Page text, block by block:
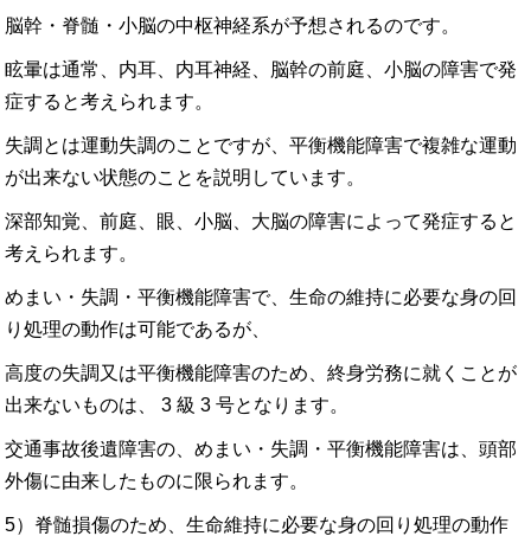
脳幹・脊髄・小脳の中枢神経系が予想されるのです。
眩暈は通常、内耳、内耳神経、脳幹の前庭、小脳の障害で発
症すると考えられます。
失調とは運動失調のことですが、平衡機能障害で複雑な運動
が出来ない状態のことを説明しています。
深部知覚、前庭、眼、小脳、大脳の障害によって発症すると
考えられます。
めまい・失調・平衡機能障害で、生命の維持に必要な身の回
り処理の動作は可能であるが、
高度の失調又は平衡機能障害のため、終身労務に就くことが
出来ないものは、 3 級 3 号となります。
交通事故後遺障害の、めまい・失調・平衡機能障害は、頭部
外傷に由来したものに限られます。
5）脊髄損傷のため、生命維持に必要な身の回り処理の動作